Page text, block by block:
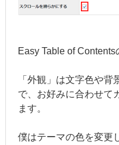
Easy Table of Contents
「外観」は文字色や
で、お好みに合わせて
ます。
僕はテーマの色を変更